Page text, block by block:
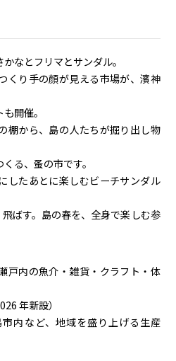
なとフリマとサンダル。
くり手の顔が見える市場が、濱神
開催。
棚から、島の人たちが掘り出し物
る、蚤の市です。
したあとに楽しむビーチサンダル
ばす。島の春を、全身で楽しむ参
戸内の魚介・雑貨・クラフト・体
年新設）
内など、地域を盛り上げる生産